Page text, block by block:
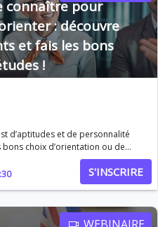
connaître pour
: découvre
et fais les bons
!
d’aptitudes et de personnalité
se connaître. Pourtant, il est
ses compétences, ses
pour prendre des décisions
S'INSCRIRE